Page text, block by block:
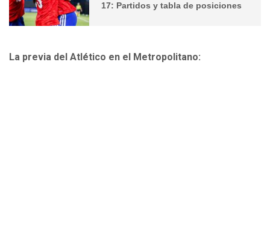
17: Partidos y tabla de posiciones
La previa del Atlético en el Metropolitano: